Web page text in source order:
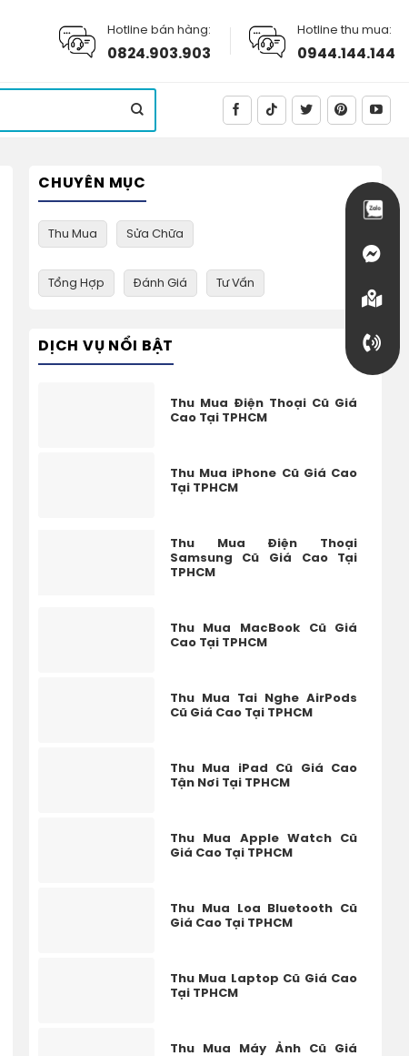
Hotline bán hàng:
0824.903.903
Hotline thu mua:
0944.144.144
CHUYÊN MỤC
Thu Mua Sửa Chữa
Tổng Hợp Đánh Giá Tư Vấn
DỊCH VỤ NỔI BẬT
Thu Mua Điện Thoại Cũ Giá
Cao Tại TPHCM
Thu Mua iPhone Cũ Giá Cao
Tại TPHCM
Thu Mua Điện Thoại
Samsung Cũ Giá Cao Tại
TPHCM
Thu Mua MacBook Cũ Giá
Cao Tại TPHCM
Thu Mua Tai Nghe AirPods
Cũ Giá Cao Tại TPHCM
Thu Mua iPad Cũ Giá Cao
Tận Nơi Tại TPHCM
Thu Mua Apple Watch Cũ
Giá Cao Tại TPHCM
Thu Mua Loa Bluetooth Cũ
Giá Cao Tại TPHCM
Thu Mua Laptop Cũ Giá Cao
Tại TPHCM
Thu Mua Máy Ảnh Cũ Giá